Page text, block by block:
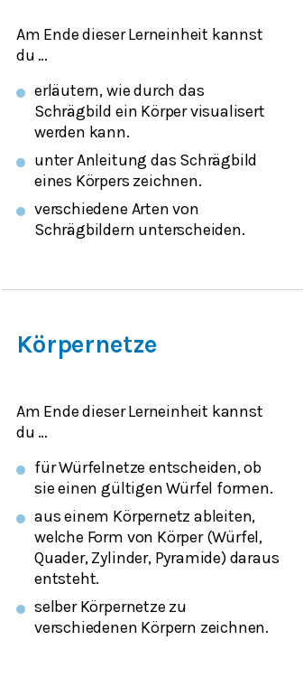
Am Ende dieser Lerneinheit kannst
du …
erläutern, wie durch das
Schrägbild ein Körper visualisert
werden kann.
unter Anleitung das Schrägbild
eines Körpers zeichnen.
verschiedene Arten von
Schrägbildern unterscheiden.
Körpernetze
Am Ende dieser Lerneinheit kannst
du …
für Würfelnetze entscheiden, ob
sie einen gültigen Würfel formen.
aus einem Körpernetz ableiten,
welche Form von Körper (Würfel,
Quader, Zylinder, Pyramide) daraus
entsteht.
selber Körpernetze zu
verschiedenen Körpern zeichnen.